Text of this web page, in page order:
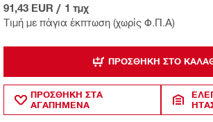
Τιμή με πάγια έκπτωση (χωρίς Φ.Π.Α)
91,43 EUR / 1 τμχ
ΠΡΟΣΘΉΚΗ ΣΤΟ
ΠΡΟΣΘΗΚΗ ΣΤΑ
ΑΓΑΠΗΜΕΝΑ